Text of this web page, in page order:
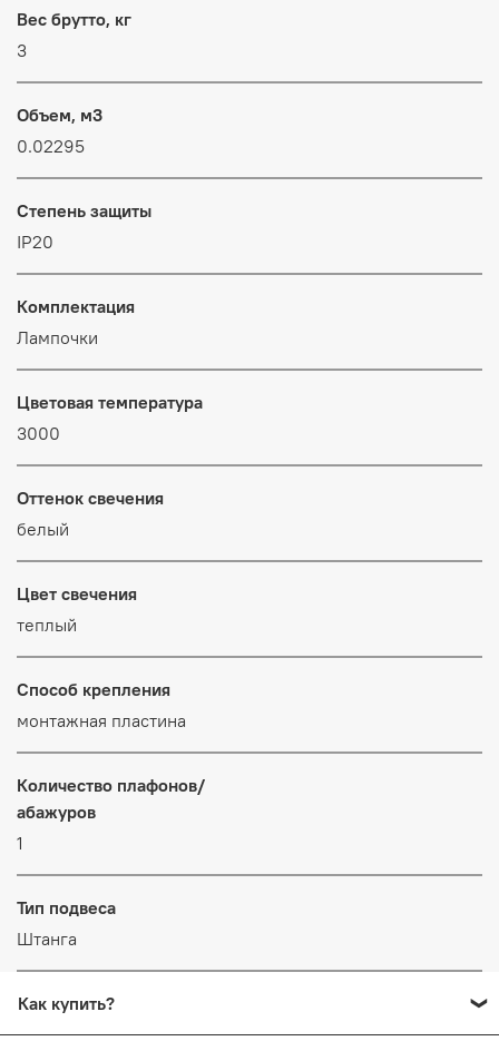
Вес брутто, кг
3
Объем, м3
0.02295
Степень защиты
IP20
Комплектация
Лампочки
Цветовая температура
3000
Оттенок свечения
белый
Цвет свечения
теплый
Способ крепления
монтажная пластина
Количество плафонов/
абажуров
1
Тип подвеса
Штанга
Как купить?